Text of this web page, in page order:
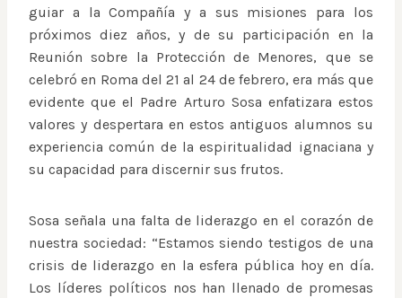
guiar a la Compañía y a sus misiones para los
próximos diez años, y de su participación en la
Reunión sobre la Protección de Menores, que se
celebró en Roma del 21 al 24 de febrero, era más que
evidente que el Padre Arturo Sosa enfatizara estos
valores y despertara en estos antiguos alumnos su
experiencia común de la espiritualidad ignaciana y
su capacidad para discernir sus frutos.
Sosa señala una falta de liderazgo en el corazón de
nuestra sociedad: “Estamos siendo testigos de una
crisis de liderazgo en la esfera pública hoy en día.
Los líderes políticos nos han llenado de promesas